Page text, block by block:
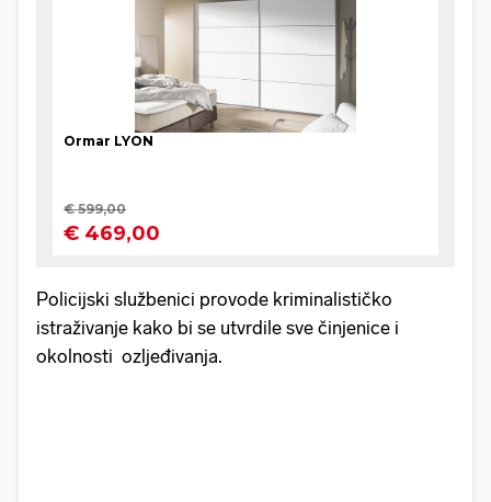
Policijski službenici provode kriminalističko
istraživanje kako bi se utvrdile sve činjenice i
okolnosti ozljeđivanja.